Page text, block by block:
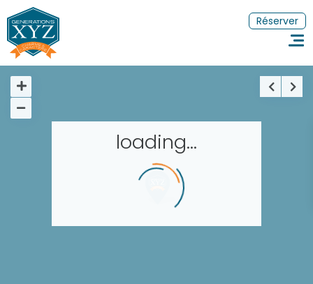
Nos adresses dans le monde
Réserver
loading...